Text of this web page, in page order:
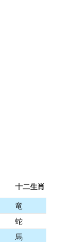
十二生肖
竜
蛇
馬